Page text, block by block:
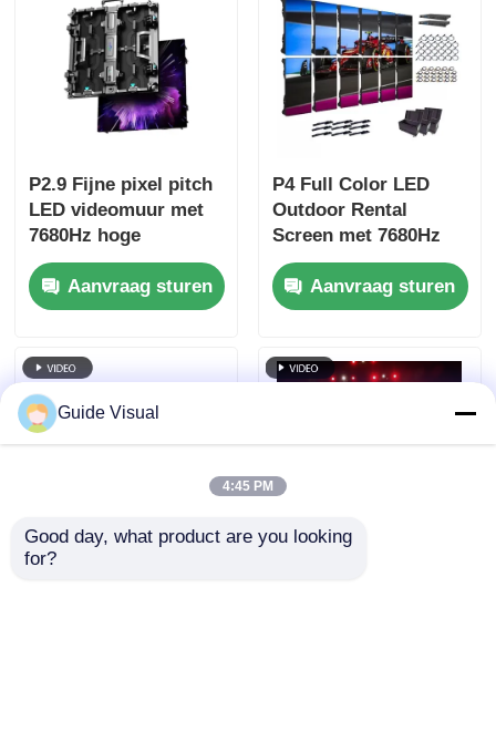
P2.9 Fijne pixel pitch
LED videomuur met
7680Hz hoge
verversingsfrequentie
en dubbele stroom-
en signaalback-up
podiumgebeurtenissen
Aanvraag sturen
P4 Full Color LED
Outdoor Rental
Screen met 7680Hz
verversingsfrequentie
en IP65 waterdicht
voor HD Video Wall
Aanvraag sturen
Guide Visual
4:45 PM
Good day, what product are you looking
for?